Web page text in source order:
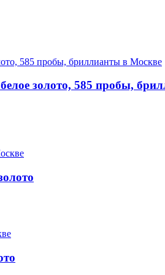
золото, 585 пробы,